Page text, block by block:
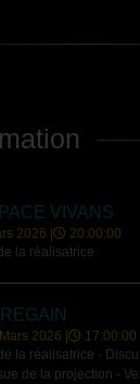
VIVANS
2026 |
20:00:00
la réalisatrice
2026 |
17:00:00
la réalisatrice -
de la projection -